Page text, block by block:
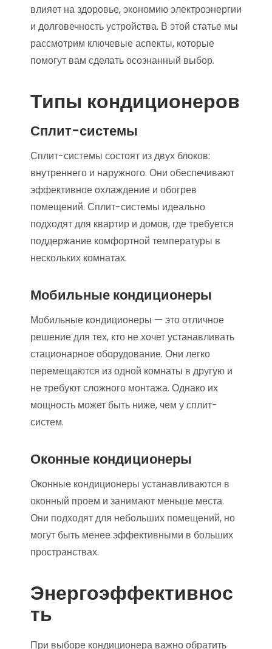
влияет на здоровье, экономию электроэнергии
и долговечность устройства. В этой статье мы
рассмотрим ключевые аспекты, которые
помогут вам сделать осознанный выбор.
Типы кондиционеров
Сплит-системы
Сплит-системы состоят из двух блоков:
внутреннего и наружного. Они обеспечивают
эффективное охлаждение и обогрев
помещений. Сплит-системы идеально
подходят для квартир и домов, где требуется
поддержание комфортной температуры в
нескольких комнатах.
Мобильные кондиционеры
Мобильные кондиционеры — это отличное
решение для тех, кто не хочет устанавливать
стационарное оборудование. Они легко
перемещаются из одной комнаты в другую и
не требуют сложного монтажа. Однако их
мощность может быть ниже, чем у сплит-
систем.
Оконные кондиционеры
Оконные кондиционеры устанавливаются в
оконный проем и занимают меньше места.
Они подходят для небольших помещений, но
могут быть менее эффективными в больших
пространствах.
Энергоэффективнос
ть
При выборе кондиционера важно обратить